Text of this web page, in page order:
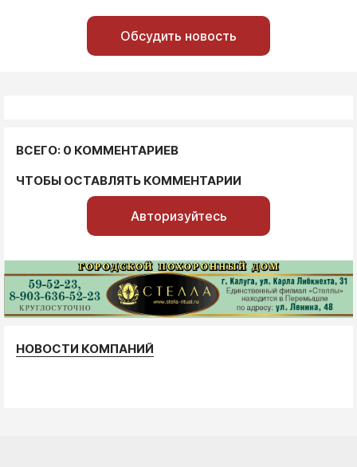
Обсудить новость
ВСЕГО: 0 КОММЕНТАРИЕВ
ЧТОБЫ ОСТАВЛЯТЬ КОММЕНТАРИИ
Авторизуйтесь
НОВОСТИ КОМПАНИЙ